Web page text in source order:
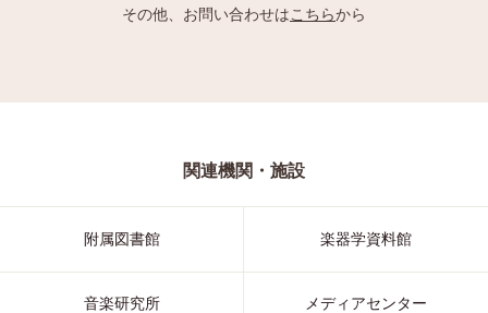
その他、お問い合わせはこちらから
関連機関・施設
附属図書館 楽器学資料館
音楽研究所 メディアセンター